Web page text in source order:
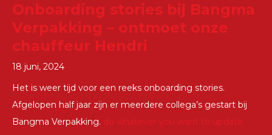
Onboarding stories bij Bangma
Verpakking – ontmoet onze
chauffeur Hendri
18 juni, 2024
Het is weer tijd voor een reeks onboarding stories.
Afgelopen half jaar zijn er meerdere collega’s gestart bij
Bangma Verpakking. do whatever you want to update